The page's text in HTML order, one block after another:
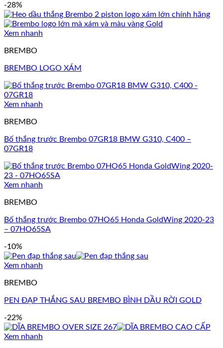
-28%
Xem nhanh
BREMBO
BREMBO LOGO XÁM
Xem nhanh
BREMBO
Bố thắng trước Brembo 07GR18 BMW G310, C400 –
07GR18
Xem nhanh
BREMBO
Bố thắng trước Brembo 07HO65 Honda GoldWing 2020-23
– 07HO65SA
-10%
Xem nhanh
BREMBO
PEN ĐẠP THẮNG SAU BREMBO BÌNH DẦU RỜI GOLD
-22%
Xem nhanh